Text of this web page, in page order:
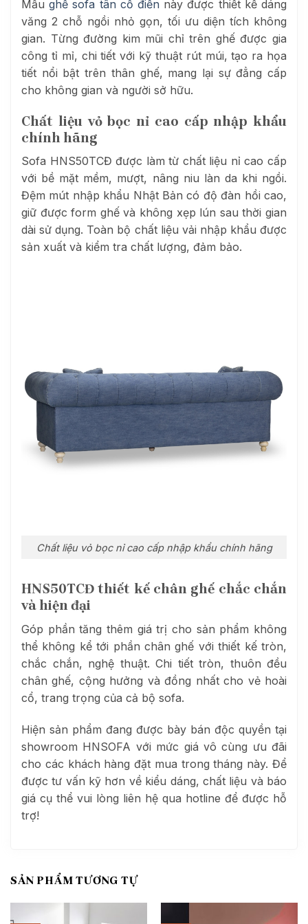
Mẫughế sofa tân cổ điển này được thiết kế dáng
văng 2 chỗ ngồi nhỏ gọn, tối ưu diện tích không
gian. Từng đường kim mũi chỉ trên ghế được gia
công tỉ mỉ, chi tiết với kỹ thuật rút múi, tạo ra họa
tiết nổi bật trên thân ghế, mang lại sự đẳng cấp
cho không gian và người sở hữu.
Chất liệu vỏ bọc nỉ cao cấp nhập khẩu
chính hãng
Sofa HNS50TCĐ được làm từ chất liệu nỉ cao cấp
với bề mặt mềm, mượt, nâng niu làn da khi ngồi.
Đệm mút nhập khẩu Nhật Bản có độ đàn hồi cao,
giữ được form ghế và không xẹp lún sau thời gian
dài sử dụng. Toàn bộ chất liệu vải nhập khẩu được
sản xuất và kiểm tra chất lượng, đảm bảo.
Chất liệu vỏ bọc nỉ cao cấp nhập khẩu chính hãng
HNS50TCĐ thiết kế chân ghế chắc chắn
và hiện đại
Góp phần tăng thêm giá trị cho sản phẩm không
thể không kể tới phần chân ghế với thiết kế tròn,
chắc chắn, nghệ thuật. Chi tiết tròn, thuôn đều
chân ghế, cộng hưởng và đồng nhất cho vẻ hoài
cổ, trang trọng của cả bộ sofa.
Hiện sản phẩm đang được bày bán độc quyền tại
showroom HNSOFA với mức giá vô cùng ưu đãi
cho các khách hàng đặt mua trong tháng này. Để
được tư vấn kỹ hơn về kiểu dáng, chất liệu và báo
giá cụ thể vui lòng liên hệ qua hotline để được hỗ
trợ!
SẢN PHẨM TƯƠNG TỰ